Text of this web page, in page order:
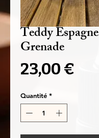
Teddy Espagne
Grenade
23,00 €
Quantité *